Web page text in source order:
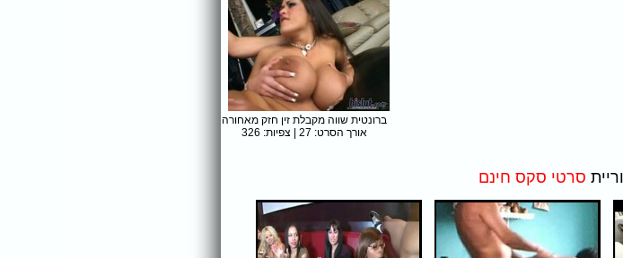
ברונטית שווה מקבלת זין חזק מאחורה
אורך הסרט: 27 | צפיות: 326
סרטי סקס חינם